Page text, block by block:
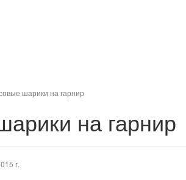
шарики на гарнир
на гарнир
г.